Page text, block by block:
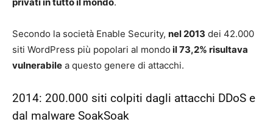
Secondo la società Enable Security, nel 2013 dei 42.000
siti WordPress più popolari al mondo il 73,2% risultava
vulnerabile a questo genere di attacchi.
2014: 200.000 siti colpiti dagli attacchi DDoS e
dal malware SoakSoak